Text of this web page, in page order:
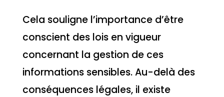
Cela souligne l’importance d’être
conscient des lois en vigueur
concernant la gestion de ces
informations sensibles. Au-delà des
conséquences légales, il existe